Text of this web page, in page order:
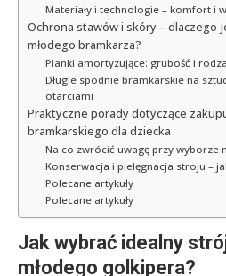
Materiały i technologie – komfort i
Ochrona stawów i skóry – dlaczego
młodego bramkarza?
Pianki amortyzujące: grubość i
Długie spodnie bramkarskie na
otarciami
Praktyczne porady dotyczące
bramkarskiego dla dziecka
Na co zwrócić uwagę przy wyborze
Konserwacja i pielęgnacja stroju –
Polecane artykuły
Polecane artykuły
Jak wybrać idealny
młodego golkipera?